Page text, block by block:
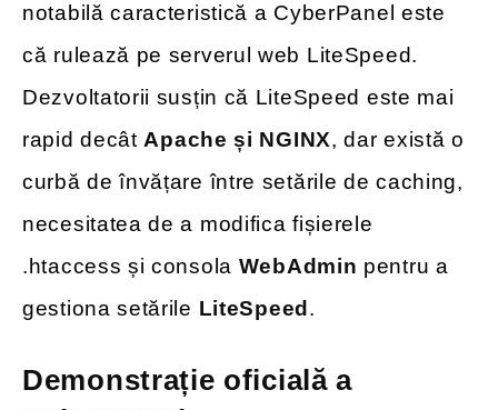
notabilă caracteristică a CyberPanel este
că rulează pe serverul web LiteSpeed.
Dezvoltatorii susțin că LiteSpeed este mai
rapid decât Apache și NGINX, dar există o
curbă de învățare între setările de caching,
necesitatea de a modifica fișierele
.htaccess și consola WebAdmin pentru a
gestiona setările LiteSpeed .
Demonstrație oficială a